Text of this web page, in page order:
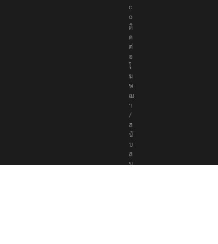
s
.
c
o
ติ
ด
ต่
อ
โ
ฆ
ษ
ณ
า
/
ส
นั
บ